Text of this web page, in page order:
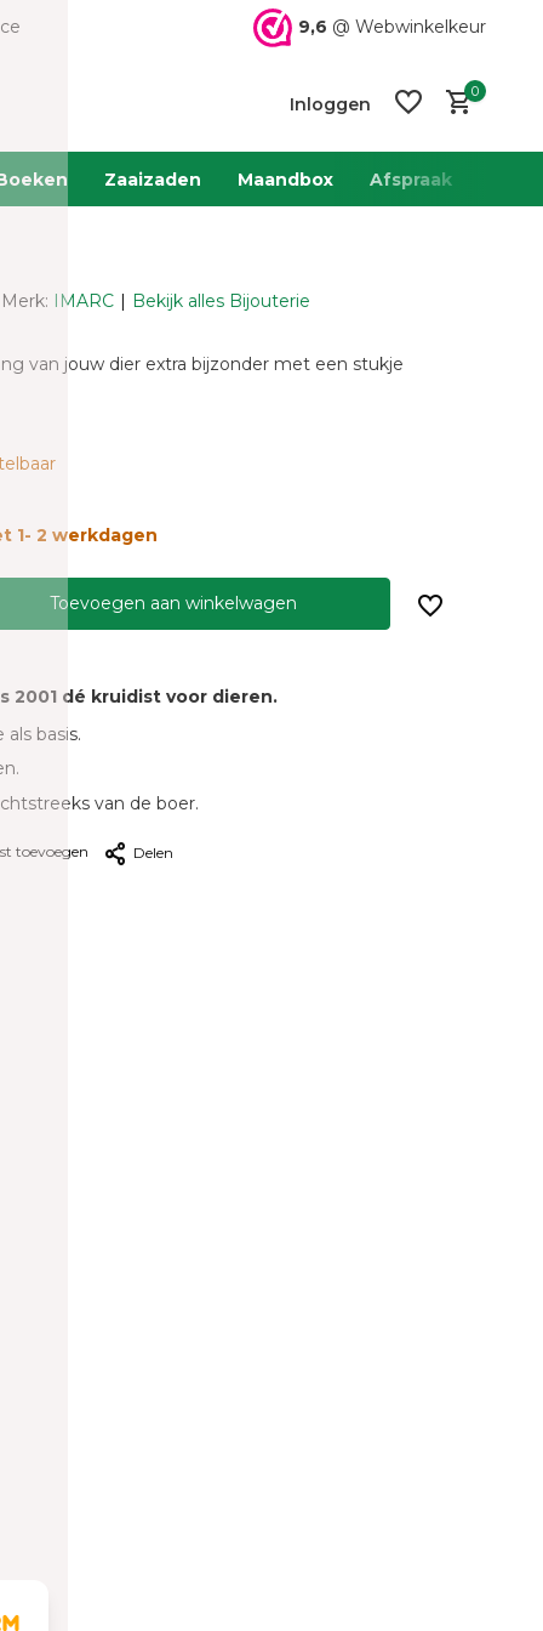
9,6 @ Webwinkelkeur
Inloggen
Account
0
Zaaizaden Maandbox Afspraak
Merk: IMARC Bekijk alles Bijouterie
van jouw dier extra bijzonder met een stukje
1- 2 werkdagen
Toevoegen aan winkelwagen
2001 dé kruidist voor dieren.
basis.
van de boer.
toevoegen Delen